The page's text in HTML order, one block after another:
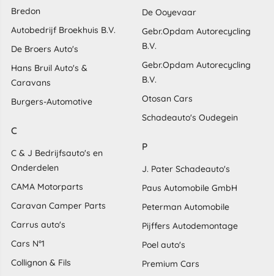
Bredon
Autobedrijf Broekhuis B.V.
De Broers Auto's
Hans Bruil Auto's &
Caravans
Burgers-Automotive
C
C & J Bedrijfsauto's en
Onderdelen
CAMA Motorparts
Caravan Camper Parts
Carrus auto's
Cars N°1
Collignon & Fils
De Ooyevaar
Gebr.Opdam Autorecycling
B.V.
Gebr.Opdam Autorecycling
B.V.
Otosan Cars
Schadeauto's Oudegein
P
J. Pater Schadeauto's
Paus Automobile GmbH
Peterman Automobile
Pijffers Autodemontage
Poel auto's
Premium Cars